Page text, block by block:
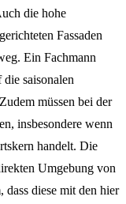
die hohe
Fassaden
Ein Fachmann
saisonalen
müssen bei der
insbesondere wenn
handelt. Die
Umgebung von
dass diese mit den hier